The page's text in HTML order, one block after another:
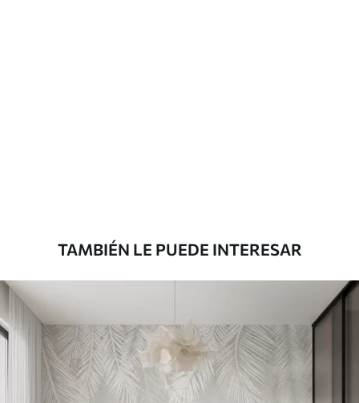
Vinilo Premium
1266.67$760.00/m²
Peel and Stick
1533.33$920.00/m²
TAMBIÉN LE PUEDE INTERESAR